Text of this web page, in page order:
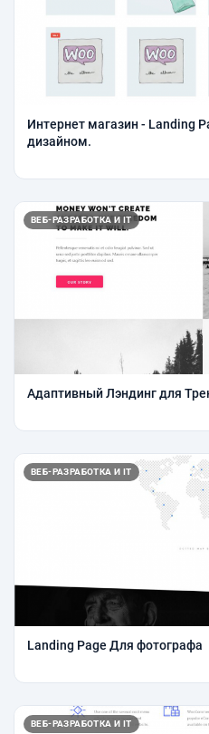
Интернет магазин - Landing
дизайном.
ВЕБ-РАЗРАБОТКА И IT
Адаптивный Лэндинг для
ВЕБ-РАЗРАБОТКА И IT
Landing Page Для фотографа
ВЕБ-РАЗРАБОТКА И IT